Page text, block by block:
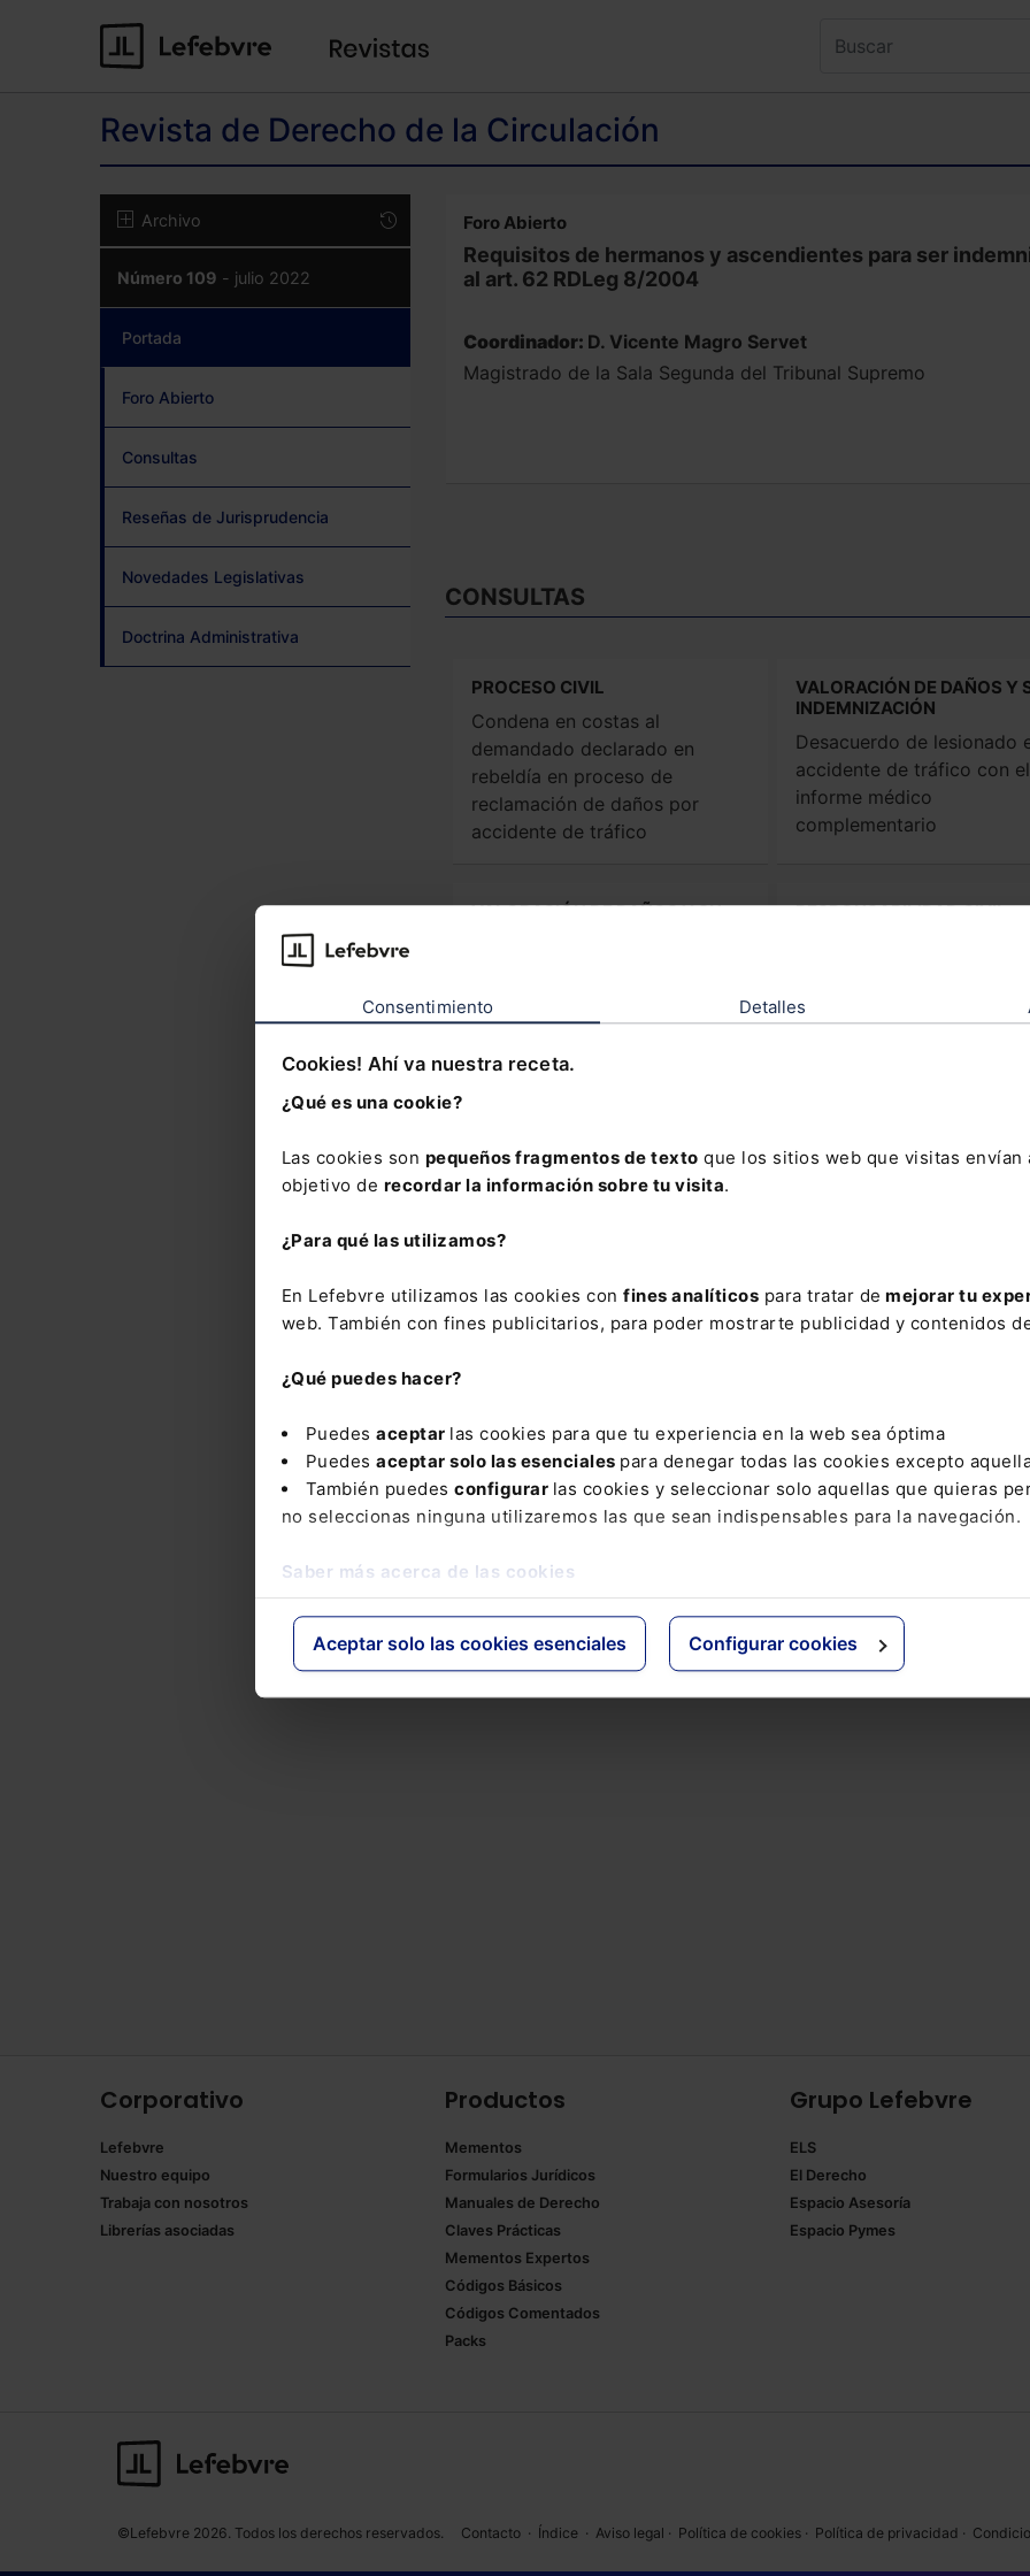
Consentimiento Detalles
Cookies! Ahí va nuestra receta.
¿Qué es una cookie?
Las cookies son pequeños fragmentos de texto que los sitios web que visitas envían
objetivo de recordar la información sobre tu visita.
¿Para qué las utilizamos?
En Lefebvre utilizamos las cookies con fines analíticos para tratar de mejorar tu
web. También con fines publicitarios, para poder mostrarte publicidad y contenidos
¿Qué puedes hacer?
Puedes aceptar las cookies para que tu experiencia en la web sea óptima
Puedes aceptar solo las esenciales para denegar todas las cookies excepto
También puedes configurar las cookies y seleccionar solo aquellas que quieras
no seleccionas ninguna utilizaremos las que sean indispensables para la navegación.
Saber más acerca de las cookies
Aceptar solo las cookies esenciales Configurar cookies
Revista de Derecho de la Circulación
Archivo
Número 109 - julio 2022
Portada
Foro Abierto
Consultas
Reseñas de Jurisprudencia
Novedades Legislativas
Doctrina Administrativa
Foro Abierto
Requisitos de hermanos y ascendientes para ser
al art. 62 RDLeg 8/2004
Coordinador: D. Vicente Magro Servet
Magistrado de la Sala Segunda del Tribunal Supremo
CONSULTAS
PROCESO CIVIL
Condena en costas al
demandado declarado en
rebeldía en proceso de
reclamación de daños por
accidente de tráfico
VALORACIÓN DE DAÑOS Y
INDEMNIZACIÓN
Desacuerdo de lesionado
accidente de tráfico con el
informe médico
complementario
VALORACIÓN DE DAÑOS Y SU
valor venal, valor de reparación
RESPONSABILIDAD CIVIL
incapacidad permanente
lesionado fallecido y la
RESPONSABILIDAD CIVIL
Daños con barrera de garaje de
PROCESO PENAL
Ver más Consultas
CATALUÑA
Regulación de la prestación del
servicio de VTC en Cataluña,
DOGC 8704/2022 de 7 de
Julio de 2022
MADRID
Inclusión del servicio de
en la normativa de
urbanos de la Comunidad de
Junio de 2022
Corporativo
Lefebvre
Nuestro equipo
Trabaja con nosotros
Librerías asociadas
Productos
Mementos
Formularios Jurídicos
Manuales de Derecho
Claves Prácticas
Mementos Expertos
Códigos Básicos
Códigos Comentados
Packs
Grupo Lefebvre
ELS
El Derecho
Espacio Asesoría
Espacio Pymes
©Lefebvre 2026. Todos los derechos reservados. Contacto · Índice · Aviso legal · Política de cookies · Política de privacidad ·